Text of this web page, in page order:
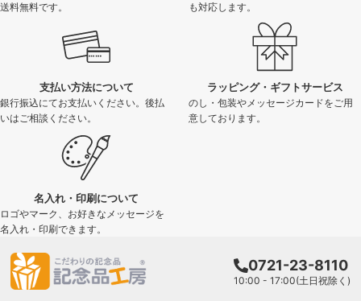
送料無料です。
も対応します。
支払い方法について
銀行振込にてお支払いください。後払
いはご相談ください。
ラッピング・ギフトサービス
のし・包装やメッセージカードをご用
意しております。
名入れ・印刷について
ロゴやマーク、お好きなメッセージを
名入れ・印刷できます。
0721-23-8110
10:00 - 17:00(土日祝除く)